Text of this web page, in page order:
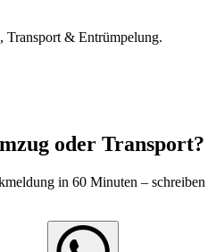
Transport & Entrümpelung.
oder Transport?
in 60 Minuten – schreiben